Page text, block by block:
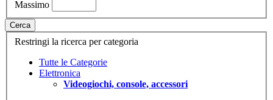
Massimo
Cerca
Restringi la ricerca per categoria
Tutte le Categorie
Elettronica
Videogiochi, console, accessori